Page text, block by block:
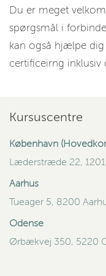
Du er meget
spørgsmål i
kan også hjælpe
certificeirng inklusiv
Kursuscentre
København
Læderstræde 22,
Aarhus
Tueager 5, 8200
Odense
Ørbækvej 350, 5220